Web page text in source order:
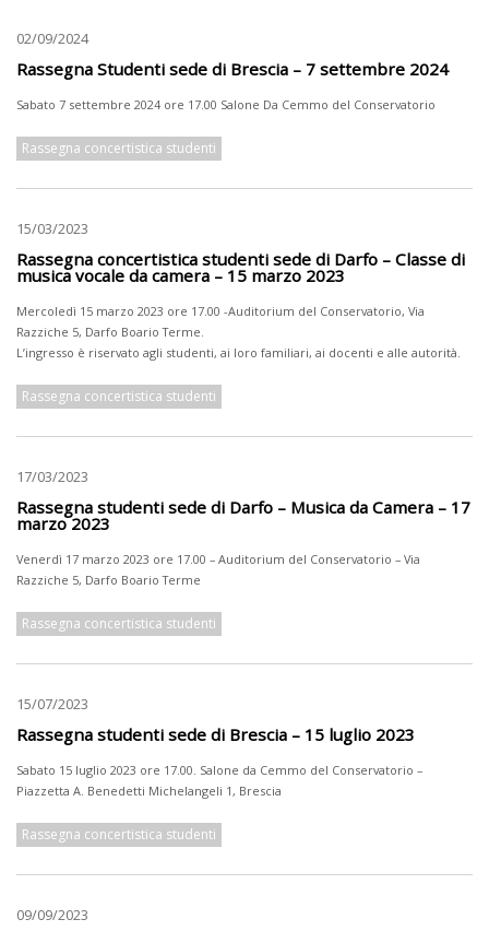
02/09/2024
Rassegna Studenti sede di Brescia – 7 settembre 2024
Sabato 7 settembre 2024 ore 17.00 Salone Da Cemmo del Conservatorio
Rassegna concertistica studenti
15/03/2023
Rassegna concertistica studenti sede di Darfo – Classe di
musica vocale da camera – 15 marzo 2023
Mercoledì 15 marzo 2023 ore 17.00 -Auditorium del Conservatorio, Via
Razziche 5, Darfo Boario Terme.
L’ingresso è riservato agli studenti, ai loro familiari, ai docenti e alle autorità.
Rassegna concertistica studenti
17/03/2023
Rassegna studenti sede di Darfo – Musica da Camera – 17
marzo 2023
Venerdì 17 marzo 2023 ore 17.00 – Auditorium del Conservatorio – Via
Razziche 5, Darfo Boario Terme
Rassegna concertistica studenti
15/07/2023
Rassegna studenti sede di Brescia – 15 luglio 2023
Sabato 15 luglio 2023 ore 17.00. Salone da Cemmo del Conservatorio –
Piazzetta A. Benedetti Michelangeli 1, Brescia
Rassegna concertistica studenti
09/09/2023